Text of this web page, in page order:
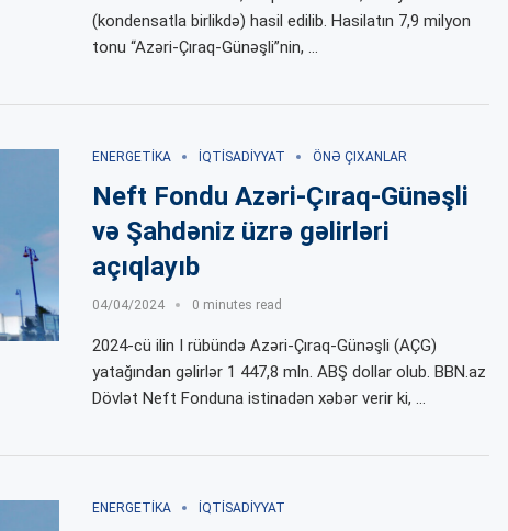
(kondensatla birlikdə) hasil edilib. Hasilatın 7,9 milyon
tonu “Azəri-Çıraq-Günəşli”nin, …
ENERGETIKA İQTISADIYYAT ÖNƏ ÇIXANLAR
Neft Fondu Azəri-Çıraq-Günəşli
və Şahdəniz üzrə gəlirləri
açıqlayıb
04/04/2024 0 minutes read
2024-cü ilin I rübündə Azəri-Çıraq-Günəşli (AÇG)
yatağından gəlirlər 1 447,8 mln. ABŞ dollar olub. BBN.az
Dövlət Neft Fonduna istinadən xəbər verir ki, …
ENERGETIKA İQTISADIYYAT